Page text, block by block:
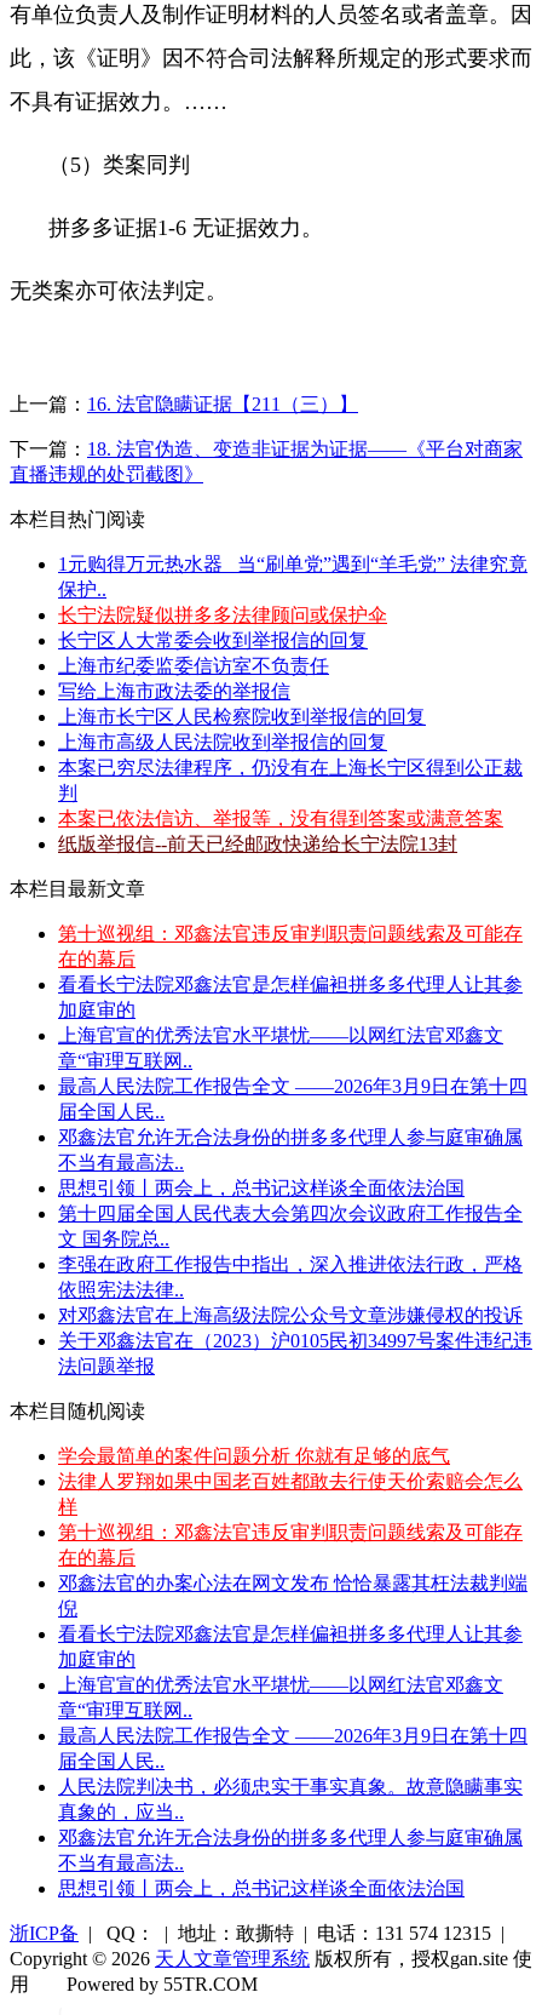
有单位负责人及制作证明材料的人员签名或者盖章。因
此，该《证明》因不符合司法解释所规定的形式要求而
不具有证据效力。 ……
（ 5）类案同判
拼多多证据1-6 无证据效力。
无类案亦可依法判定。
上一篇： 16. 法官隐瞒证据【211（三）】
下一篇： 18. 法官伪造、变造非证据为证据——《平台对商家
直播违规的处罚截图》
本栏目热门阅读
1元购得万元热水器 _当“刷单党”遇到“羊毛党” 法律究竟
保护..
长宁法院疑似拼多多法律顾问或保护伞
长宁区人大常委会收到举报信的回复
上海市纪委监委信访室不负责任
写给上海市政法委的举报信
上海市长宁区人民检察院收到举报信的回复
上海市高级人民法院收到举报信的回复
本案已穷尽法律程序，仍没有在上海长宁区得到公正裁
判
本案已依法信访、举报等，没有得到答案或满意答案
纸版举报信--前天已经邮政快递给长宁法院13封
本栏目最新文章
第十巡视组：邓鑫法官违反审判职责问题线索及可能存
在的幕后
看看长宁法院邓鑫法官是怎样偏袒拼多多代理人让其参
加庭审的
上海官宣的优秀法官水平堪忧——以网红法官邓鑫文
章“审理互联网..
最高人民法院工作报告全文 ——2026年3月9日在第十四
届全国人民..
邓鑫法官允许无合法身份的拼多多代理人参与庭审确属
不当有最高法..
思想引领丨两会上，总书记这样谈全面依法治国
第十四届全国人民代表大会第四次会议政府工作报告全
文 国务院总..
李强在政府工作报告中指出，深入推进依法行政，严格
依照宪法法律..
对邓鑫法官在上海高级法院公众号文章涉嫌侵权的投诉
关于邓鑫法官在（2023）沪0105民初34997号案件违纪违
法问题举报
本栏目随机阅读
学会最简单的案件问题分析 你就有足够的底气
法律人罗翔如果中国老百姓都敢去行使天价索赔会怎么
样
第十巡视组：邓鑫法官违反审判职责问题线索及可能存
在的幕后
邓鑫法官的办案心法在网文发布 恰恰暴露其枉法裁判端
倪
看看长宁法院邓鑫法官是怎样偏袒拼多多代理人让其参
加庭审的
上海官宣的优秀法官水平堪忧——以网红法官邓鑫文
章“审理互联网..
最高人民法院工作报告全文 ——2026年3月9日在第十四
届全国人民..
人民法院判决书，必须忠实于事实真象。故意隐瞒事实
真象的，应当..
邓鑫法官允许无合法身份的拼多多代理人参与庭审确属
不当有最高法..
思想引领丨两会上，总书记这样谈全面依法治国
浙ICP备 | QQ： | 地址：敢撕特 | 电话：131 574 12315 |
Copyright © 2026 天人文章管理系统 版权所有，授权gan.site 使
用
Powered by 55TR.COM